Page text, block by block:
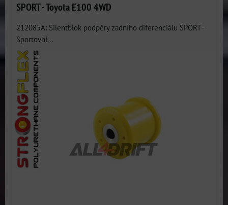
SPORT - Toyota E100 4WD
212085A: Silentblok podpěry zadního diferenciálu SPORT -
Sportovní...